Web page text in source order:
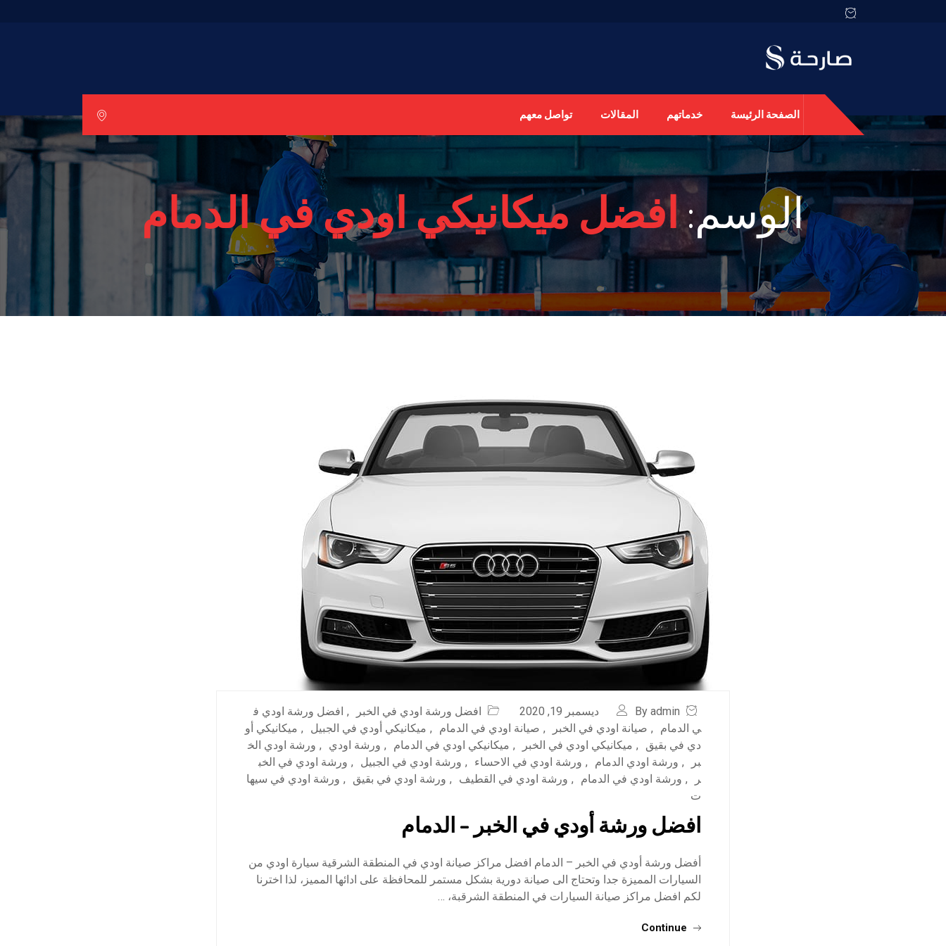
الصفحة الرئيسة خدماتهم المقالات تواصل معهم
الوسم:افضل ميكانيكي اودي في الدمام
By admin ديسمبر 19, 2020 افضل ورشة اودي في الخبر , افضل ورشة اودي ف
ي الدمام
, صيانة اودي في الخبر , صيانة اودي في الدمام , ميكانيكي أودي في الجبيل , ميكانيكي أو
دي في بقيق
, ميكانيكي اودي في الخبر , ميكانيكي اودي في الدمام , ورشة اودي , ورشة اودي الخ
بر
, ورشة اودي الدمام , ورشة اودي في الاحساء , ورشة اودي في الجبيل , ورشة اودي في الخب
ر
, ورشة اودي في الدمام , ورشة اودي في القطيف , ورشة اودي في بقيق , ورشة اودي في سيها
ت
افضل ورشة أودي في الخبر – الدمام
أفضل ورشة أودي في الخبر – الدمام افضل مراكز صيانة اودي في المنطقة الشرقية سيارة اودي من
السيارات المميزة جدا وتحتاج الى صيانة دورية بشكل مستمر للمحافظة على ادائها المميز، لذا اخترنا
لكم افضل مراكز صيانة السيارات في المنطقة الشرقبة، …
Continue